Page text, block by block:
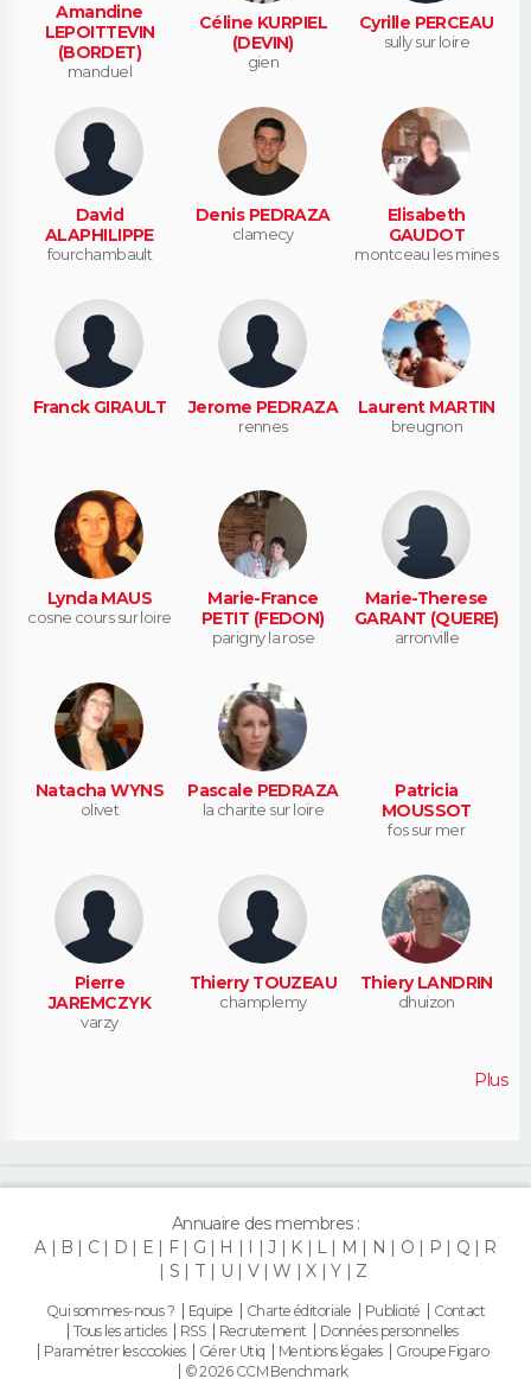
Amandine
LEPOITTEVIN
(BORDET)
manduel
Céline KURPIEL
(DEVIN)
gien
Cyrille PERCEAU
sully sur loire
David
ALAPHILIPPE
fourchambault
Denis PEDRAZA
clamecy
Elisabeth
GAUDOT
montceau les mines
Franck GIRAULT Jerome PEDRAZA
rennes
Laurent MARTIN
breugnon
Lynda MAUS
cosne cours sur loire
Marie-France
PETIT (FEDON)
parigny la rose
Marie-Therese
GARANT (QUERE)
arronville
Natacha WYNS
olivet
Pascale PEDRAZA
la charite sur loire
Patricia
MOUSSOT
fos sur mer
Pierre
JAREMCZYK
varzy
Thierry TOUZEAU
champlemy
Thiery LANDRIN
dhuizon
Plus
Annuaire des membres :
A
B C D E F G H I J K L M N O P Q
R
S
T U V W X Y Z
Qui sommes-nous ? Equipe Charte éditoriale Publicité
Contact
Tous les articles
RSS Recrutement
Données personnelles
Paramétrer les cookies
Gérer Utiq Mentions légales
Groupe Figaro
© 2026 CCM Benchmark